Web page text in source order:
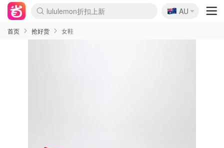
lululemon折扣上新
Sasa美妆护肤3.5折
SSENSE年中3折
FreshBeauty好价汇总
Cettire降价+叠9折
Farfetch折上8折
WWS Coles超市实拍
viagogo二手票捡漏
Myer清仓1折起
The Outnet奢牌1折起
David Jones 3折起
Flannels大牌1折
Perfumes Club护肤1折
AMIRO返校季6.2折
Oweek抽奖送Airpods
Amazon折扣汇总
eToro入金$200送$50
Amazon数码好物
ICONIC本周7.5折
ThedoubleF高奢地板价
Moose Knuckles 6折
丝芙兰5折起
EUFY官网3.7折起
Selenichast首饰2折
Trip机票酒店促销
YSL送5件彩妆礼
Amazon家居好物
BIGBANG巡演开票
David Jones时尚3折
Amazon美妆护肤
雅漾大喷$8
过敏原检测盒$33
伊索独家赠50ml沐浴露
科颜氏清仓3折
SEALIFE海洋馆门票6折
丝塔芙大白罐$16
订阅Newsletter送香薰
Cult Beauty 6.8折
Harrods圣诞日历2.3折
LN-CC奢牌私促3折
d'Alba空姐喷雾$16
EVE LOM套装逆天2折
Bernardelli独家4折
Adore Beauty 6折起
CT圣诞日历
Mytheresa奢品2.7折
Luxury Escapes 9折
Currentbody美容仪9折
卡诗9折+赠4件礼
MOON Garden Live
ALLSAINTS美衣3折
Roborock扫地机3.7折
Tingo Life水杯$24
Valentino官网5折
CR洗发护发6.3折
🇦🇺
AU
首页 抢好货 女鞋